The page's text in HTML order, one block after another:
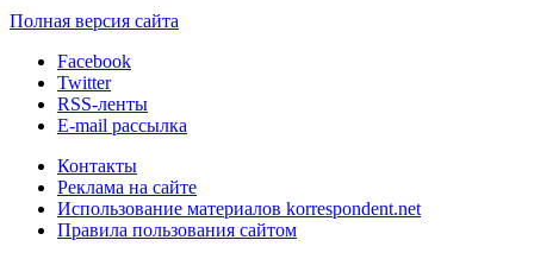
Полная версия сайта
Facebook
Twitter
RSS-ленты
E-mail рассылка
Контакты
Реклама на сайте
Использование материалов korrespondent.net
Правила пользования сайтом